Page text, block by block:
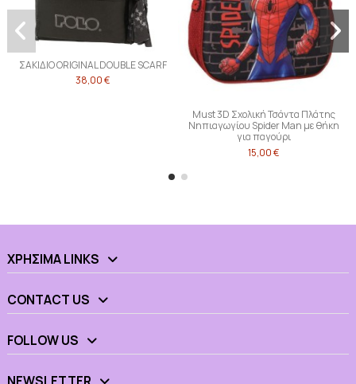
ΣΑΚΙΔΙΟ ORIGINAL DOUBLE SCARF
38,00 €
Must 3D Σχολική Τσάντα Πλάτης
Νηπιαγωγίου Spider Man με θήκη
για παγούρι
15,00 €
ΧΡΉΣΙΜΑ LINKS
CONTACT US
FOLLOW US